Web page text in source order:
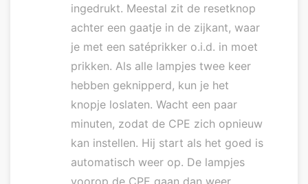
ingedrukt. Meestal zit de resetknop
achter een gaatje in de zijkant, waar
je met een satéprikker o.i.d. in moet
prikken. Als alle lampjes twee keer
hebben geknipperd, kun je het
knopje loslaten. Wacht een paar
minuten, zodat de CPE zich opnieuw
kan instellen. Hij start als het goed is
automatisch weer op. De lampjes
voorop de CPE gaan dan weer